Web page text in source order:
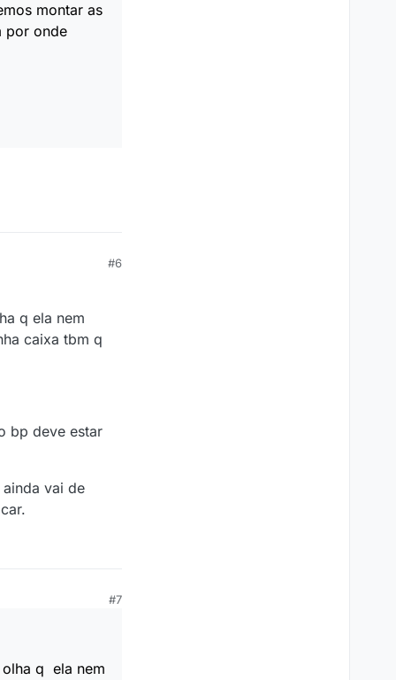
montar as
por onde
#6
q ela nem
caixa tbm q
bp deve estar
vai de
#7
q ela nem